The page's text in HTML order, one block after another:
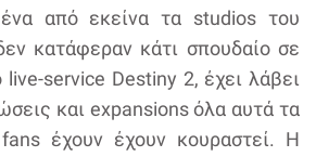
από εκείνα τα studios του
κατάφεραν κάτι σπουδαίο σε
live-service Destiny 2, έχει λάβει
και expansions όλα αυτά τα
έχουν έχουν κουραστεί. Η